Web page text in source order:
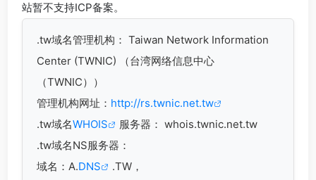
站暂不支持ICP备案。
.tw域名管理机构： Taiwan Network Information
Center (TWNIC) （台湾网络信息中心
（TWNIC））
管理机构网址： http://rs.twnic.net.tw
.tw域名WHOIS
服务器： whois.twnic.net.tw
.tw域名NS服务器：
域名：A.DNS
.TW，